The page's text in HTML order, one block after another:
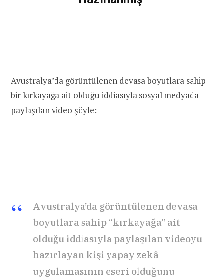
Avustralya’da görüntülenen devasa boyutlara sahip
bir kırkayağa ait olduğu iddiasıyla sosyal medyada
paylaşılan video şöyle:
Avustralya’da görüntülenen devasa
boyutlara sahip “kırkayağa” ait
olduğu iddiasıyla paylaşılan videoyu
hazırlayan kişi yapay zekâ
uygulamasının eseri olduğunu